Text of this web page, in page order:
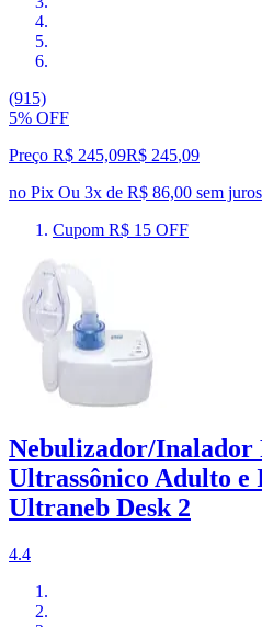
(915)
5% OFF
Preço R$ 245,09R$ 245,09
no Pix Ou 3x de R$ 86,00 sem juros
Cupom R$ 15 OFF
Nebulizador/
Ultrassônico Adulto
Ultraneb Desk 2
4.4